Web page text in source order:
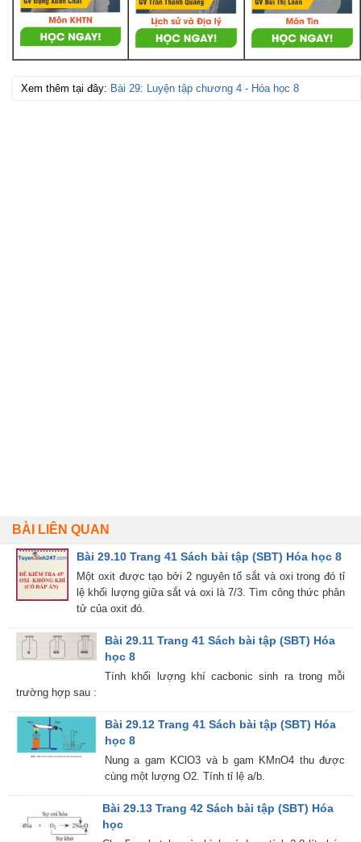
Xem thêm tại đây: Bài 29: Luyện tập chương 4 - Hóa học 8
BÀI LIÊN QUAN
Bài 29.10 Trang 41 Sách bài tập (SBT) Hóa học 8
Một oxit được tạo bởi 2 nguyên tố sắt và oxi trong đó tỉ
lệ khối lượng giữa sắt và oxi là 7/3. Tìm công thức phân
tử của oxit đó.
Bài 29.11 Trang 41 Sách bài tập (SBT) Hóa
học 8
Tính khối lượng khí cacbonic sinh ra trong mỗi
trường hợp sau :
Bài 29.12 Trang 41 Sách bài tập (SBT) Hóa
học 8
Nung a gam KClO3 và b gam KMnO4 thu được
cùng một lượng O2. Tính tỉ lệ a/b.
Bài 29.13 Trang 42 Sách bài tập (SBT) Hóa
học